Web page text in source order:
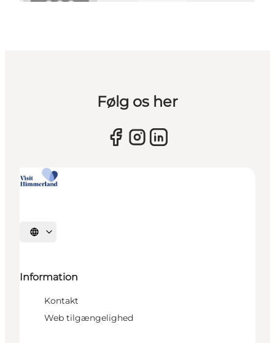
Følg os her
Vælg sprog
Information
Kontakt
Web tilgængelighed